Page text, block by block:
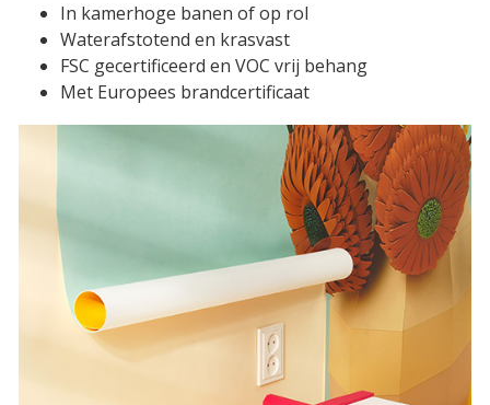
In kamerhoge banen of op rol
Waterafstotend en krasvast
FSC gecertificeerd en VOC vrij behang
Met Europees brandcertificaat